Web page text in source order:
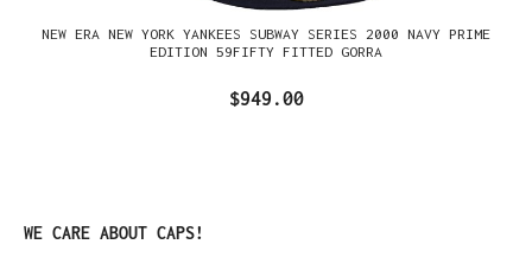
NEW ERA NEW YORK YANKEES SUBWAY SERIES 2000 NAVY PRIME
EDITION 59FIFTY FITTED GORRA
$949.00
Omitir la galería de productos
WE CARE ABOUT CAPS!